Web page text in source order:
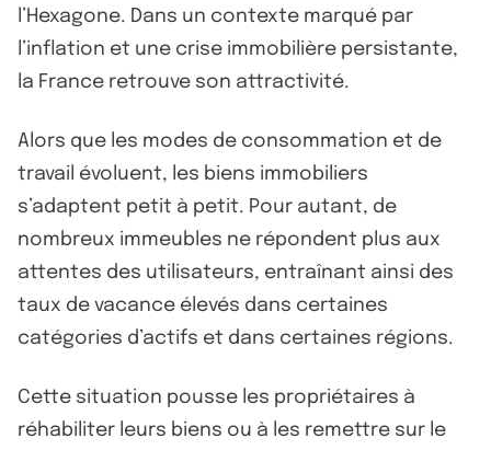
l’Hexagone. Dans un contexte marqué par
l’inflation et une crise immobilière persistante,
la France retrouve son attractivité.
Alors que les modes de consommation et de
travail évoluent, les biens immobiliers
s’adaptent petit à petit. Pour autant, de
nombreux immeubles ne répondent plus aux
attentes des utilisateurs, entraînant ainsi des
taux de vacance élevés dans certaines
catégories d’actifs et dans certaines régions.
Cette situation pousse les propriétaires à
réhabiliter leurs biens ou à les remettre sur le